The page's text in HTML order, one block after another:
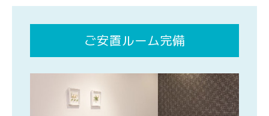
ご安置ルーム完備